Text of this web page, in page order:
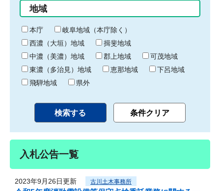
り
終
わ
り
地域
本庁
岐阜地域（本庁除く）
西濃（大垣）地域
揖斐地域
中濃（美濃）地域
郡上地域
可茂地域
東濃（多治見）地域
恵那地域
下呂地域
飛騨地域
県外
入札公告一覧
2023年9月26日更新 古川土木事務所